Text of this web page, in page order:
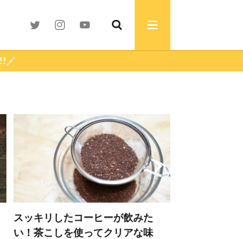
スッキリしたコーヒーが飲みた
い！茶こしを使ってクリアな味